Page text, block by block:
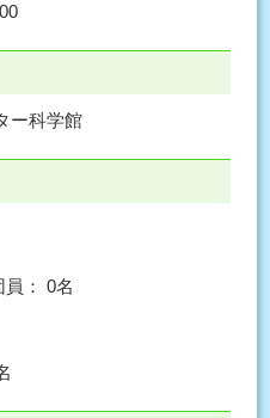
ー科学館
： 0名